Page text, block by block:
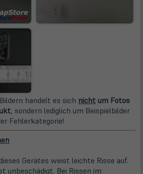
handelt es sich nicht um Fotos
, sondern lediglich um Beispielbilder
Fehlerkategorie!
Gerätes weist leichte Risse auf.
unbeschädigt. Bei Rissen im